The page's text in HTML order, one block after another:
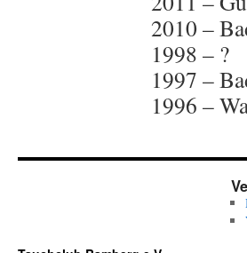
2010 –
1998 – ?
1997 –
1996 –